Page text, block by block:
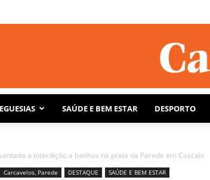
SAÚDE E BEM ESTAR DESPORTO
a interdição a banhos na praia da Parede em Cascais
Carcavelos, Parede DESTAQUE SAÚDE E BEM ESTAR